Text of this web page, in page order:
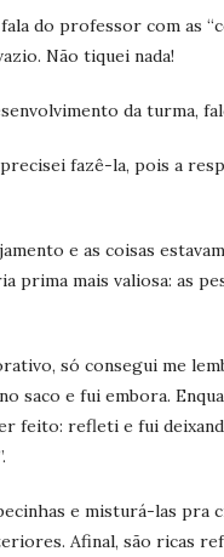
do professor com as
Não tiquei nada!
da turma,
fazê-la, pois a
e as coisas
prima mais valiosa: as
só consegui me
saco e fui embora.
feito: refleti e fui
e misturá-las pra
Afinal, são ricas